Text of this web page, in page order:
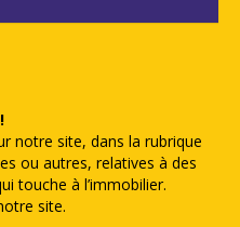
notre site, dans la rubrique
ou autres, relatives à des
touche à l’immobilier.
site.